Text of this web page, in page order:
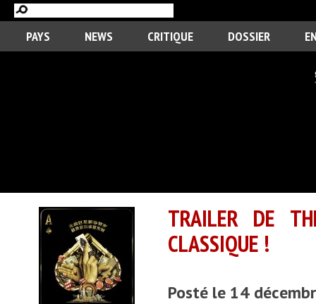
PAYS NEWS CRITIQUE DOSSIER
TRAILER DE
CLASSIQUE !
Posté le 14